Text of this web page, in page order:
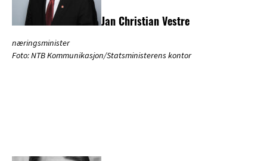
Jan Christian Vestre
næringsminister
Foto: NTB Kommunikasjon/Statsministerens kontor